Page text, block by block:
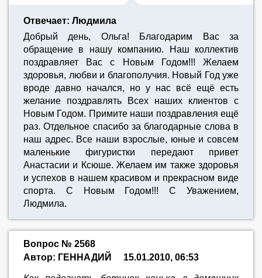
Отвечает: Людмила
Добрый день, Ольга! Благодарим Вас за
обращение в нашу компанию. Наш коллектив
поздравляет Вас с Новым Годом!!! Желаем
здоровья, любви и благополучия. Новый Год уже
вроде давно начался, но у нас всё ещё есть
желание поздравлять Всех наших клиентов с
Новым Годом. Примите наши поздравления ещё
раз. Отдельное спасибо за благодарные слова в
наш адрес. Все наши взрослые, юные и совсем
маленькие фигуристки передают привет
Анастасии и Ксюше. Желаем им также здоровья
и успехов в нашем красивом и прекрасном виде
спорта. С Новым Годом!!! С Уважением,
Людмила.
Вопрос № 2568
Автор: ГЕННАДИЙ
15.01.2010, 06:53